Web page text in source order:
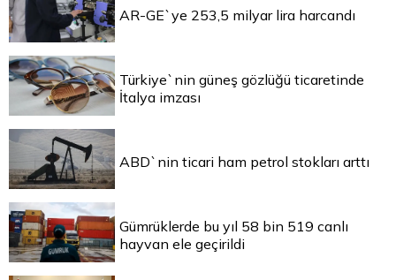
AR-GE`ye 253,5 milyar lira harcandı
Türkiye`nin güneş gözlüğü ticaretinde
İtalya imzası
ABD`nin ticari ham petrol stokları arttı
Gümrüklerde bu yıl 58 bin 519 canlı
hayvan ele geçirildi